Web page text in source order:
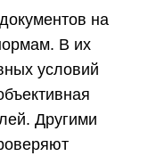
на
В их
условий
Другими